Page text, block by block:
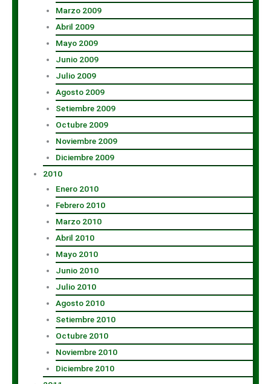
Marzo 2009
Abril 2009
Mayo 2009
Junio 2009
Julio 2009
Agosto 2009
Setiembre 2009
Octubre 2009
Noviembre 2009
Diciembre 2009
2010
Enero 2010
Febrero 2010
Marzo 2010
Abril 2010
Mayo 2010
Junio 2010
Julio 2010
Agosto 2010
Setiembre 2010
Octubre 2010
Noviembre 2010
Diciembre 2010